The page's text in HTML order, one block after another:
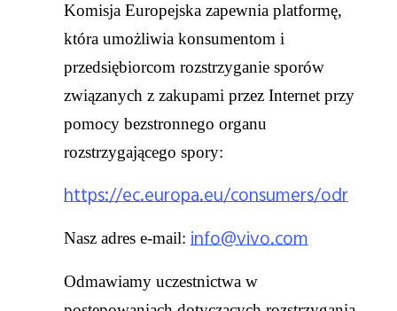
Komisja Europejska zapewnia platformę,
która umożliwia konsumentom i
przedsiębiorcom rozstrzyganie sporów
związanych z zakupami przez Internet przy
pomocy bezstronnego organu
rozstrzygającego spory:
https://ec.europa.eu/consumers/odr
Nasz adres e-mail: info@vivo.com
Odmawiamy uczestnictwa w